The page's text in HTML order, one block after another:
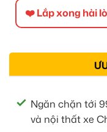
❤️ Lắp xong hài
Ngăn chặn tới
và nội thất xe